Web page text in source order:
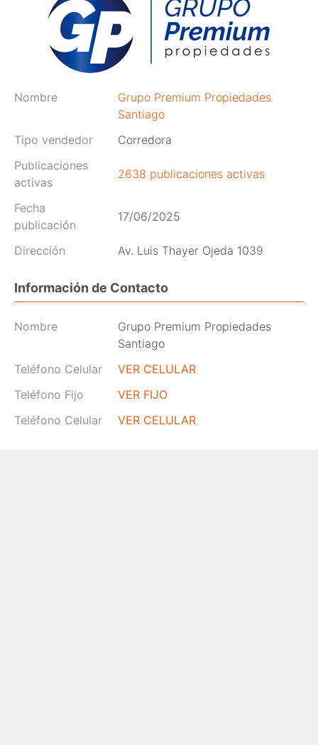
Nombre
Grupo Premium Propiedades
Santiago
Tipo vendedor
Corredora
Publicaciones
activas
2638 publicaciones activas
Fecha
publicación
17/06/2025
Dirección Av. Luis Thayer Ojeda 1039
Información de Contacto
Nombre
Grupo Premium Propiedades
Santiago
Teléfono Celular
VER CELULAR
Teléfono Fijo
VER FIJO
Teléfono Celular
VER CELULAR